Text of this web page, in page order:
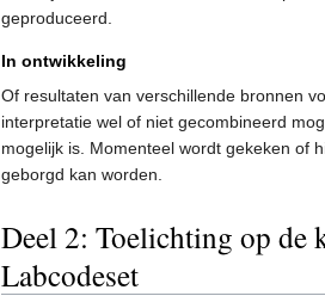
geproduceerd.
In ontwikkeling
Of resultaten van verschillende bronnen
interpretatie wel of niet gecombineerd
mogelijk is. Momenteel wordt gekeken of
geborgd kan worden.
Deel 2: Toelichting op de
Labcodeset